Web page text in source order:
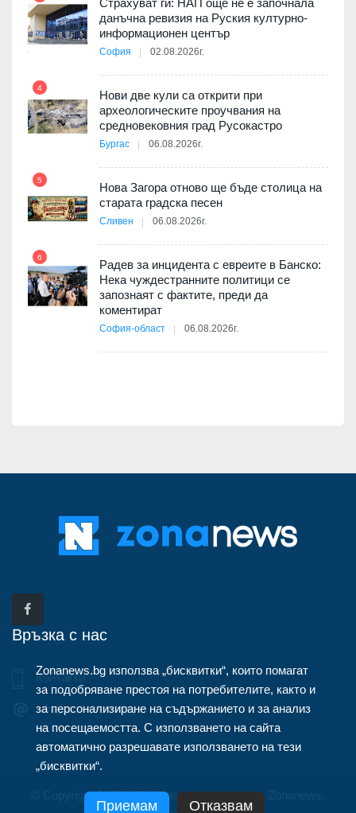
Страхуват ги: НАП още не е започнала
данъчна ревизия на Руския културно-
информационен център
София 02.08.2026г.
4
Нови две кули са открити при
археологическите проучвания на
средновековния град Русокастро
Бургас 06.08.2026г.
5
Нова Загора отново ще бъде столица на
старата градска песен
Сливен 06.08.2026г.
6
Радев за инцидента с евреите в Банско:
Нека чуждестранните политици се
запознаят с фактите, преди да
коментират
София-област 06.08.2026г.
Връзка с нас
Контакти
info@zonanews.bg
© Copyright 2020, Информационна агенция Zonanews.
Zonanews.bg използва „бисквитки“, които помагат
за подобряване престоя на потребителите, както и
за персонализиране на съдържанието и за анализ
на посещаемостта. С използването на сайта
автоматично разрешавате използването на тези
„бисквитки“.
Приемам Отказвам